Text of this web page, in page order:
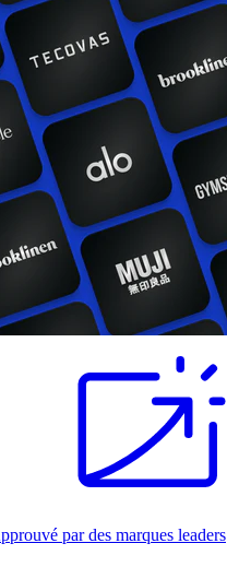
par des marques leaders